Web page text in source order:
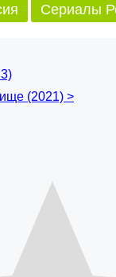
Сериалы
(2021) >